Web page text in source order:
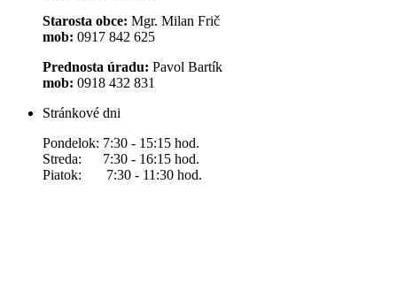
Starosta obce: Mgr. Milan Frič
mob: 0917 842 625
Prednosta úradu: Pavol Bartík
mob: 0918 432 831
Stránkové dni
Pondelok: 7:30 - 15:15 hod.
Streda: 7:30 - 16:15 hod.
Piatok: 7:30 - 11:30 hod.